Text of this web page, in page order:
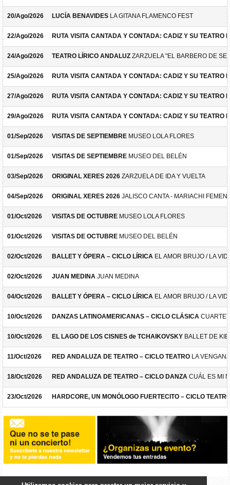
20/Ago/2026 LUCÍA BENAVIDES LA GITANA FLAMENCO FEST
22/Ago/2026 RUTA VISITA CANTADA Y CONTADA: CADIZ Y SU TEATRO
24/Ago/2026 TEATRO LÍRICO ANDALUZ ZARZUELA "EL BARBERO DE
25/Ago/2026 RUTA VISITA CANTADA Y CONTADA: CADIZ Y SU TEATRO
27/Ago/2026 RUTA VISITA CANTADA Y CONTADA: CADIZ Y SU TEATRO
29/Ago/2026 RUTA VISITA CANTADA Y CONTADA: CADIZ Y SU TEATRO
01/Sep/2026 VISITAS DE SEPTIEMBRE MUSEO LOLA FLORES
01/Sep/2026 VISITAS DE SEPTIEMBRE MUSEO DEL BELÉN
03/Sep/2026 ORIGINAL XERES 2026 ZARZUELA DE IDA Y VUELTA
04/Sep/2026 ORIGINAL XERES 2026 JALISCO CANTA - MARIACHI
01/Oct/2026 VISITAS DE OCTUBRE MUSEO LOLA FLORES
01/Oct/2026 VISITAS DE OCTUBRE MUSEO DEL BELÉN
02/Oct/2026 BALLET Y ÓPERA – CICLO LÍRICA EL AMOR BRUJO / LA
02/Oct/2026 JUAN MEDINA JUAN MEDINA
04/Oct/2026 BALLET Y ÓPERA – CICLO LÍRICA EL AMOR BRUJO / LA
10/Oct/2026 DANZAS LATINOAMERICANAS – CICLO CLÁSICA
10/Oct/2026 EL LAGO DE LOS CISNES de TCHAIKOVSKY BALLET DE
11/Oct/2026 RED ANDALUZA DE TEATRO – CICLO TEATRO LA
18/Oct/2026 RED ANDALUZA DE TEATRO – CICLO DANZA CUÁL ES MI
23/Oct/2026 HARDCORE, UN MONÓLOGO FUERTECITO – CICLO